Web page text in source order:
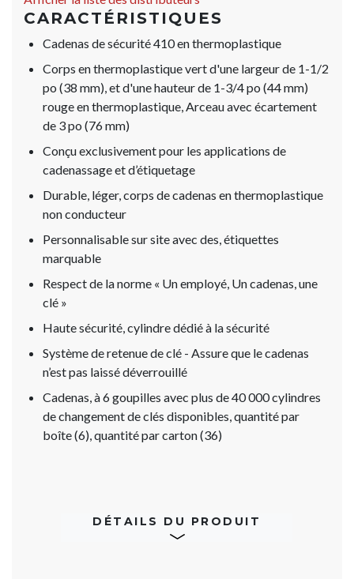
CARACTÉRISTIQUES
Cadenas de sécurité 410 en thermoplastique
Corps en thermoplastique vert d'une largeur de 1-1/2
po (38 mm), et d'une hauteur de 1-3/4 po (44 mm)
rouge en thermoplastique, Arceau avec écartement
de 3 po (76 mm)
Conçu exclusivement pour les applications de
cadenassage et d’étiquetage
Durable, léger, corps de cadenas en thermoplastique
non conducteur
Personnalisable sur site avec des, étiquettes
marquable
Respect de la norme « Un employé, Un cadenas, une
clé »
Haute sécurité, cylindre dédié à la sécurité
Système de retenue de clé - Assure que le cadenas
n’est pas laissé déverrouillé
Cadenas, à 6 goupilles avec plus de 40 000 cylindres
de changement de clés disponibles, quantité par
boîte (6), quantité par carton (36)
DÉTAILS DU PRODUIT